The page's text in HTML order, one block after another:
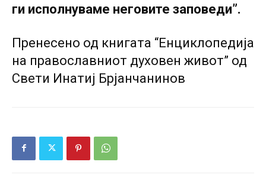
ги исполнуваме неговите заповеди”.
Пренесено од книгата “Енциклопедија
на православниот духовен живот” од
Свети Инатиј Брјанчанинов